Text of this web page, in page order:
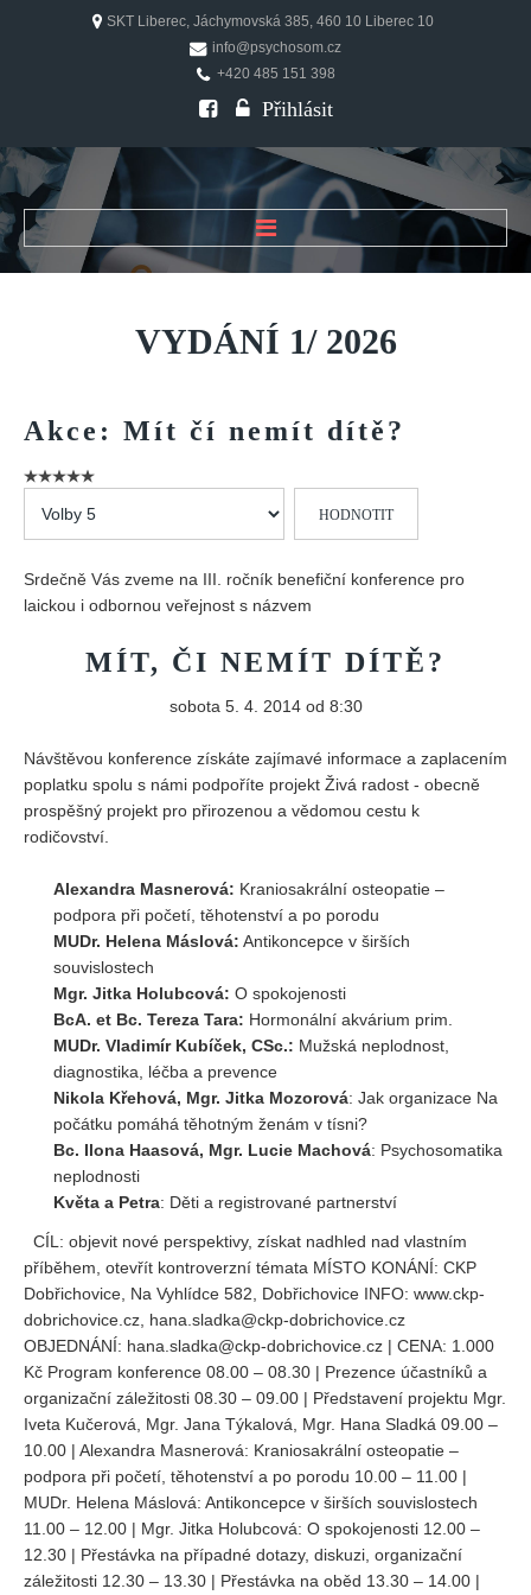
SKT Liberec, Jáchymovská 385, 460 10 Liberec 10
info@psychosom.cz
+420 485 151 398
Přihlásit
ÚVOD
O ČASOPISU
Historie
FAQ
PSYCHOSOM
Vydání 1/ 2026
Vydání 3/ 2025
Vydání 1/ 2025
Vydání 3-4/ 2024
Vydání 3-4/ 2023
Vydání 1-2/ 2023
Vydání 3-4/ 2022
Vydání 3-4/ 2021
Vydání 1/ 2021
Vydání 3-4/ 2020
Vydání 1-2/ 2020
Vydání 3-4/ 2019
Vydání 1-2/ 2019
Vydání 1-2018
Vydání 4-2017
Vydání 3-2017
Vydání 2-2017
Vydání 1-2017
Vydání 4-2016
EDITOŘI
VYDÁNÍ 1/ 2026
Akce: Mít čí nemít dítě?
prosím
Srdečně Vás zveme na III. ročník benefiční konference pro
laickou i odbornou veřejnost s názvem
MÍT, ČI NEMÍT DÍTĚ?
sobota 5. 4. 2014 od 8:30
Návštěvou konference získáte zajímavé informace a zaplacením
poplatku spolu s námi podpoříte projekt Živá radost - obecně
prospěšný projekt pro přirozenou a vědomou cestu k
rodičovství.
Alexandra Masnerová: Kraniosakrální osteopatie –
podpora při početí, těhotenství a po porodu
MUDr. Helena Máslová: Antikoncepce v širších
souvislostech
Mgr. Jitka Holubcová: O spokojenosti
BcA. et Bc. Tereza Tara: Hormonální akvárium prim.
MUDr. Vladimír Kubíček, CSc.: Mužská neplodnost,
diagnostika, léčba a prevence
Nikola Křehová, Mgr. Jitka Mozorová: Jak organizace Na
počátku pomáhá těhotným ženám v tísni?
Bc. Ilona Haasová, Mgr. Lucie Machová: Psychosomatika
neplodnosti
Květa a Petra: Děti a registrované partnerství
CÍL: objevit nové perspektivy, získat nadhled nad vlastním
příběhem, otevřít kontroverzní témata MÍSTO KONÁNÍ: CKP
Dobřichovice, Na Vyhlídce 582, Dobřichovice INFO: www.ckp-
dobrichovice.cz, hana.sladka@ckp-dobrichovice.cz
OBJEDNÁNÍ: hana.sladka@ckp-dobrichovice.cz | CENA: 1.000
Kč Program konference 08.00 – 08.30 | Prezence účastníků a
organizační záležitosti 08.30 – 09.00 | Představení projektu Mgr.
Iveta Kučerová, Mgr. Jana Týkalová, Mgr. Hana Sladká 09.00 –
10.00 | Alexandra Masnerová: Kraniosakrální osteopatie –
podpora při početí, těhotenství a po porodu 10.00 – 11.00 |
MUDr. Helena Máslová: Antikoncepce v širších souvislostech
11.00 – 12.00 | Mgr. Jitka Holubcová: O spokojenosti 12.00 –
12.30 | Přestávka na případné dotazy, diskuzi, organizační
záležitosti 12.30 – 13.30 | Přestávka na oběd 13.30 – 14.00 |